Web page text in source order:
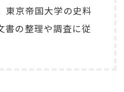
東京帝国大学の史料
書の整理や調査に従